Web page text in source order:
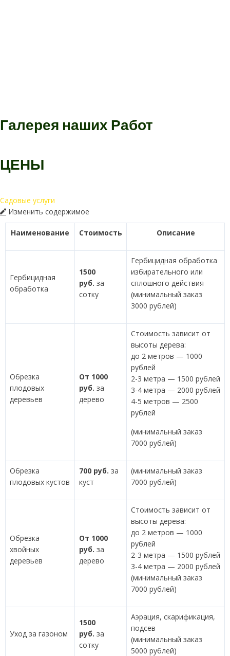
Галерея нашихРабот
ЦЕНЫ
Садовые услуги
Изменить содержимое
Наименование Стоимость Описание
Гербицидная
обработка
1500
руб. за
сотку
Гербицидная обработка
избирательного или
сплошного действия
(минимальный заказ
3000 рублей)
Обрезка
плодовых
деревьев
От 1000
руб. за
дерево
Стоимость зависит от
высоты дерева:
до 2 метров — 1000
рублей
2-3 метра — 1500 рублей
3-4 метра — 2000 рублей
4-5 метров — 2500
рублей
(минимальный заказ
7000 рублей)
Обрезка
плодовых кустов
700 руб. за
куст
(минимальный заказ
7000 рублей)
Обрезка
хвойных
деревьев
От 1000
руб. за
дерево
Стоимость зависит от
высоты дерева:
до 2 метров — 1000
рублей
2-3 метра — 1500 рублей
3-4 метра — 2000 рублей
(минимальный заказ
7000 рублей)
Уход за газоном
1500
руб. за
сотку
Аэрация, скарификация,
подсев
(минимальный заказ
5000 рублей)